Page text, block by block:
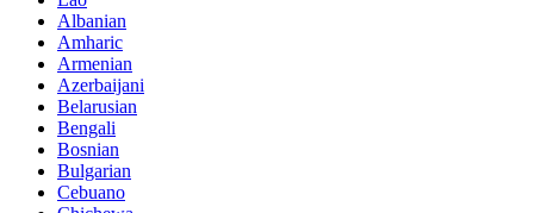
Albanian
Amharic
Armenian
Azerbaijani
Belarusian
Bengali
Bosnian
Bulgarian
Cebuano